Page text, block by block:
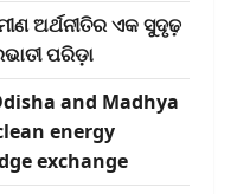
ଅର୍ଥନୀତିର ଏକ ସୁଦୃଢ଼
ପରିଡ଼ା
and Madhya
energy
exchange